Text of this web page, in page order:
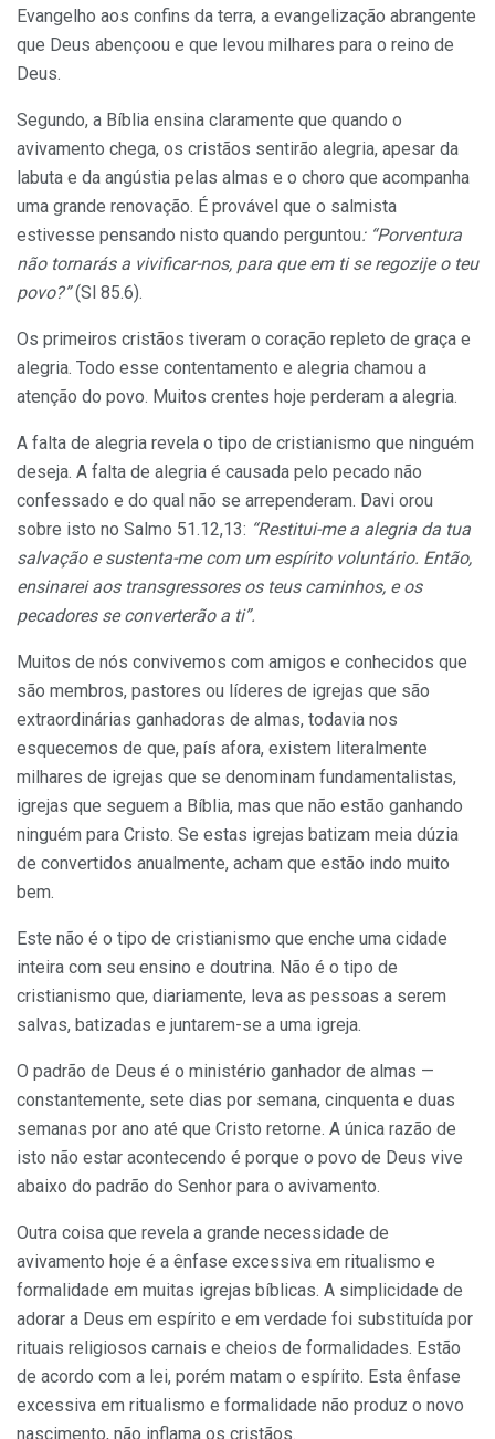
Evangelho aos confins da terra, a evangelização abrangente
que Deus abençoou e que levou milhares para o reino de
Deus.
Segundo, a Bíblia ensina claramente que quando o
avivamento chega, os cristãos sentirão alegria, apesar da
labuta e da angústia pelas almas e o choro que acompanha
uma grande renovação. É provável que o salmista
estivesse pensando nisto quando perguntou: “Porventura
não tornarás a vivificar-nos, para que em ti se regozije o teu
povo?”(Sl 85.6).
Os primeiros cristãos tiveram o coração repleto de graça e
alegria. Todo esse contentamento e alegria chamou a
atenção do povo. Muitos crentes hoje perderam a alegria.
A falta de alegria revela o tipo de cristianismo que ninguém
deseja. A falta de alegria é causada pelo pecado não
confessado e do qual não se arrependeram. Davi orou
sobre isto no Salmo 51.12,13: “Restitui-me a alegria da tua
salvação e sustenta-me com um espírito voluntário. Então,
ensinarei aos transgressores os teus caminhos, e os
pecadores se converterão a ti”.
Muitos de nós convivemos com amigos e conhecidos que
são membros, pastores ou líderes de igrejas que são
extraordinárias ganhadoras de almas, todavia nos
esquecemos de que, país afora, existem literalmente
milhares de igrejas que se denominam fundamentalistas,
igrejas que seguem a Bíblia, mas que não estão ganhando
ninguém para Cristo. Se estas igrejas batizam meia dúzia
de convertidos anualmente, acham que estão indo muito
bem.
Este não é o tipo de cristianismo que enche uma cidade
inteira com seu ensino e doutrina. Não é o tipo de
cristianismo que, diariamente, leva as pessoas a serem
salvas, batizadas e juntarem-se a uma igreja.
O padrão de Deus é o ministério ganhador de almas —
constantemente, sete dias por semana, cinquenta e duas
semanas por ano até que Cristo retorne. A única razão de
isto não estar acontecendo é porque o povo de Deus vive
abaixo do padrão do Senhor para o avivamento.
Outra coisa que revela a grande necessidade de
avivamento hoje é a ênfase excessiva em ritualismo e
formalidade em muitas igrejas bíblicas. A simplicidade de
adorar a Deus em espírito e em verdade foi substituída por
rituais religiosos carnais e cheios de formalidades. Estão
de acordo com a lei, porém matam o espírito. Esta ênfase
excessiva em ritualismo e formalidade não produz o novo
nascimento, não inflama os cristãos.